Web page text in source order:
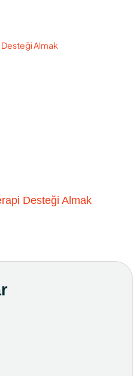
Desteği Almak